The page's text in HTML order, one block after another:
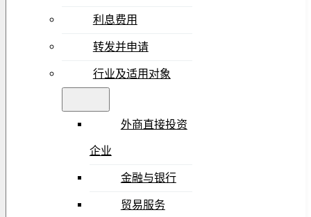
利息费用
转发并申请
行业及适用对象
外商直接投资
企业
金融与银行
贸易服务